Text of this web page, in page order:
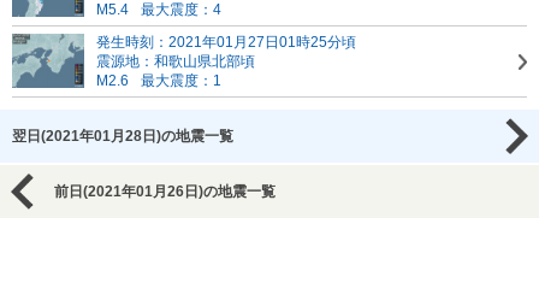
M5.4
最大震度：4
発生時刻：2021年01月27日01時25分頃
震源地：和歌山県北部頃
M2.6
最大震度：1
翌日(2021年01月28日)の地震一覧
前日(2021年01月26日)の地震一覧